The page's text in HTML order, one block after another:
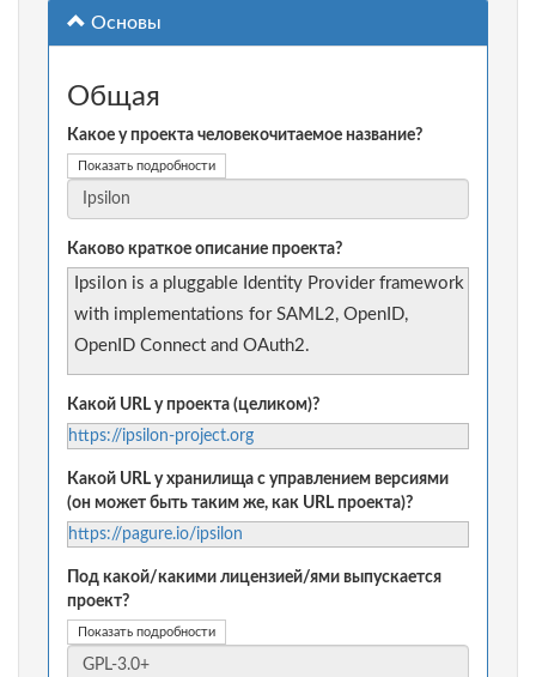
Основы
Общая
Какое у проекта человекочитаемое название?
Показать подробности
Каково краткое описание проекта?
Ipsilon is a pluggable Identity Provider framework
with implementations for SAML2, OpenID,
OpenID Connect and OAuth2.
Какой URL у проекта (целиком)?
https://ipsilon-project.org
Какой URL у хранилища с управлением версиями
(он может быть таким же, как URL проекта)?
https://pagure.io/ipsilon
Под какой/какими лицензией/ями выпускается
проект?
Показать подробности